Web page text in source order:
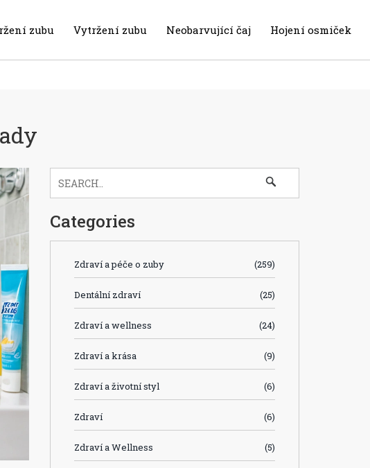
zubu Vytržení zubu Neobarvující čaj Hojení osmiček
Categories
Zdraví a péče o zuby (259)
Dentální zdraví (25)
Zdraví a wellness (24)
Zdraví a krása (9)
Zdraví a životní styl (6)
Zdraví (6)
Zdraví a Wellness (5)